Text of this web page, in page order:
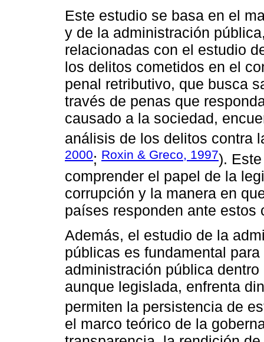
Este estudio se basa en el
y de la administración
relacionadas con el estudio
los delitos cometidos en el
penal retributivo, que busca
través de penas que
causado a la sociedad,
análisis de los delitos contra
2000; Roxin & Greco, 1997).
comprender el papel de la
corrupción y la manera en
países responden ante estos
Además, el estudio de la
públicas es fundamental
administración pública
aunque legislada, enfrenta
permiten la persistencia de
el marco teórico de la